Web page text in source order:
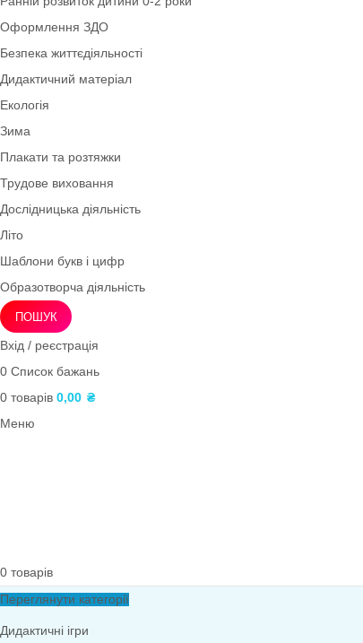
Математика
Асоціативні картки
Розвиток мовлення
Ігри для дітей 5–6 років (старша група)
Природа
Інтелектуально-рухливі ігри
Довкілля
Ранній розвиток дитини 0-2 роки
Оформлення ЗДО
Безпека життєдіяльності
Екологія
Літо
Шаблони букв і цифр
Образотворча діяльність